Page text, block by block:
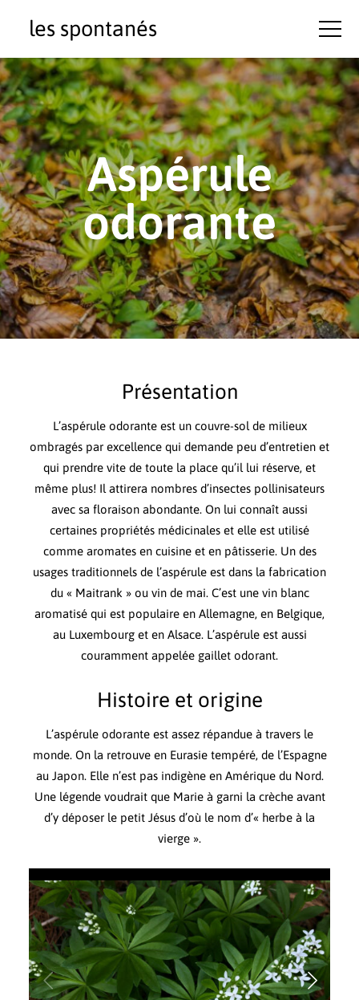
les spontanés
Aspérule
odorante
Présentation
L’aspérule odorante est un couvre-sol de milieux
ombragés par excellence qui demande peu d’entretien et
qui prendre vite de toute la place qu’il lui réserve, et
même plus! Il attirera nombres d’insectes pollinisateurs
avec sa floraison abondante. On lui connaît aussi
certaines propriétés médicinales et elle est utilisé
comme aromates en cuisine et en pâtisserie. Un des
usages traditionnels de l’aspérule est dans la fabrication
du « Maitrank » ou vin de mai. C’est une vin blanc
aromatisé qui est populaire en Allemagne, en Belgique,
au Luxembourg et en Alsace. L’aspérule est aussi
couramment appelée gaillet odorant.
Histoire et origine
L’aspérule odorante est assez répandue à travers le
monde. On la retrouve en Eurasie tempéré, de l’Espagne
au Japon. Elle n’est pas indigène en Amérique du Nord.
Une légende voudrait que Marie à garni la crèche avant
d’y déposer le petit Jésus d’où le nom d’« herbe à la
vierge ».